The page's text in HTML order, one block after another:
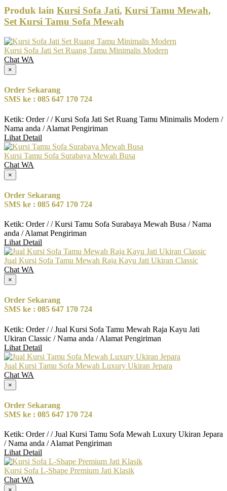
Produk lain Kursi Sofa Jati, Kursi Tamu Mewah,
Set Kursi Tamu Sofa Mewah
Kursi Sofa Jati Set Ruang Tamu Minimalis Modern
Chat WA
×
Order Sekarang
SMS ke : 085 647 170 724
Ketik: Order / / Kursi Sofa Jati Set Ruang Tamu Minimalis Modern /
Nama anda / Alamat Pengiriman
Lihat Detail
Kursi Tamu Sofa Surabaya Mewah Busa
Chat WA
×
Order Sekarang
SMS ke : 085 647 170 724
Ketik: Order / / Kursi Tamu Sofa Surabaya Mewah Busa / Nama
anda / Alamat Pengiriman
Lihat Detail
Jual Kursi Sofa Tamu Mewah Raja Kayu Jati Ukiran Classic
Chat WA
×
Order Sekarang
SMS ke : 085 647 170 724
Ketik: Order / / Jual Kursi Sofa Tamu Mewah Raja Kayu Jati
Ukiran Classic / Nama anda / Alamat Pengiriman
Lihat Detail
Jual Kursi Tamu Sofa Mewah Luxury Ukiran Jepara
Chat WA
×
Order Sekarang
SMS ke : 085 647 170 724
Ketik: Order / / Jual Kursi Tamu Sofa Mewah Luxury Ukiran Jepara
/ Nama anda / Alamat Pengiriman
Lihat Detail
Kursi Sofa L-Shape Premium Jati Klasik
Chat WA